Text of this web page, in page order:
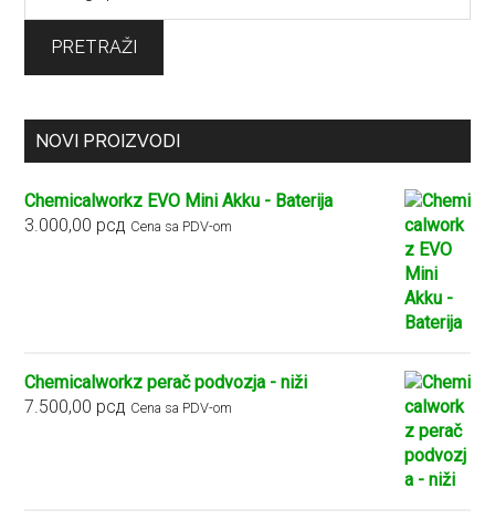
PRETRAŽI
NOVI PROIZVODI
Chemicalworkz EVO Mini Akku - Baterija
3.000,00 рсд Cena sa PDV-om
Chemicalworkz perač podvozja - niži
7.500,00 рсд Cena sa PDV-om